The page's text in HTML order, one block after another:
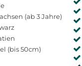
(ab 3 Jahre)
(bis 50cm)